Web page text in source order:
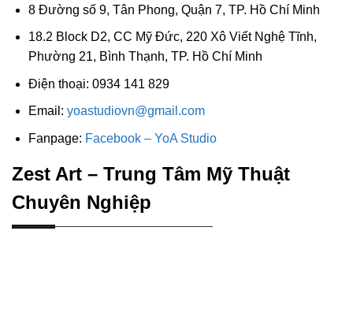
8 Đường số 9, Tân Phong, Quận 7, TP. Hồ Chí Minh
18.2 Block D2, CC Mỹ Đức, 220 Xô Viết Nghệ Tĩnh,
Phường 21, Bình Thạnh, TP. Hồ Chí Minh
Điện thoại: 0934 141 829
Email: yoastudiovn@gmail.com
Fanpage: Facebook – YoA Studio
Zest Art – Trung Tâm Mỹ Thuật
Chuyên Nghiệp